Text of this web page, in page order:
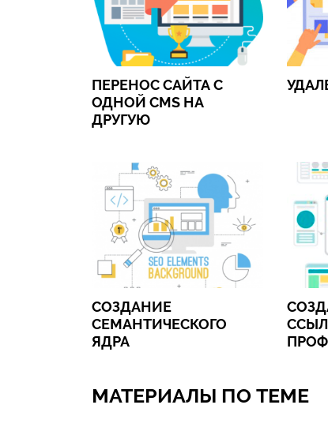
ПЕРЕНОС САЙТА С
ОДНОЙ CMS НА
ДРУГУЮ
СОЗДАНИЕ
СЕМАНТИЧЕСКОГО
ЯДРА
МАТЕРИАЛЫ ПО ТЕМЕ